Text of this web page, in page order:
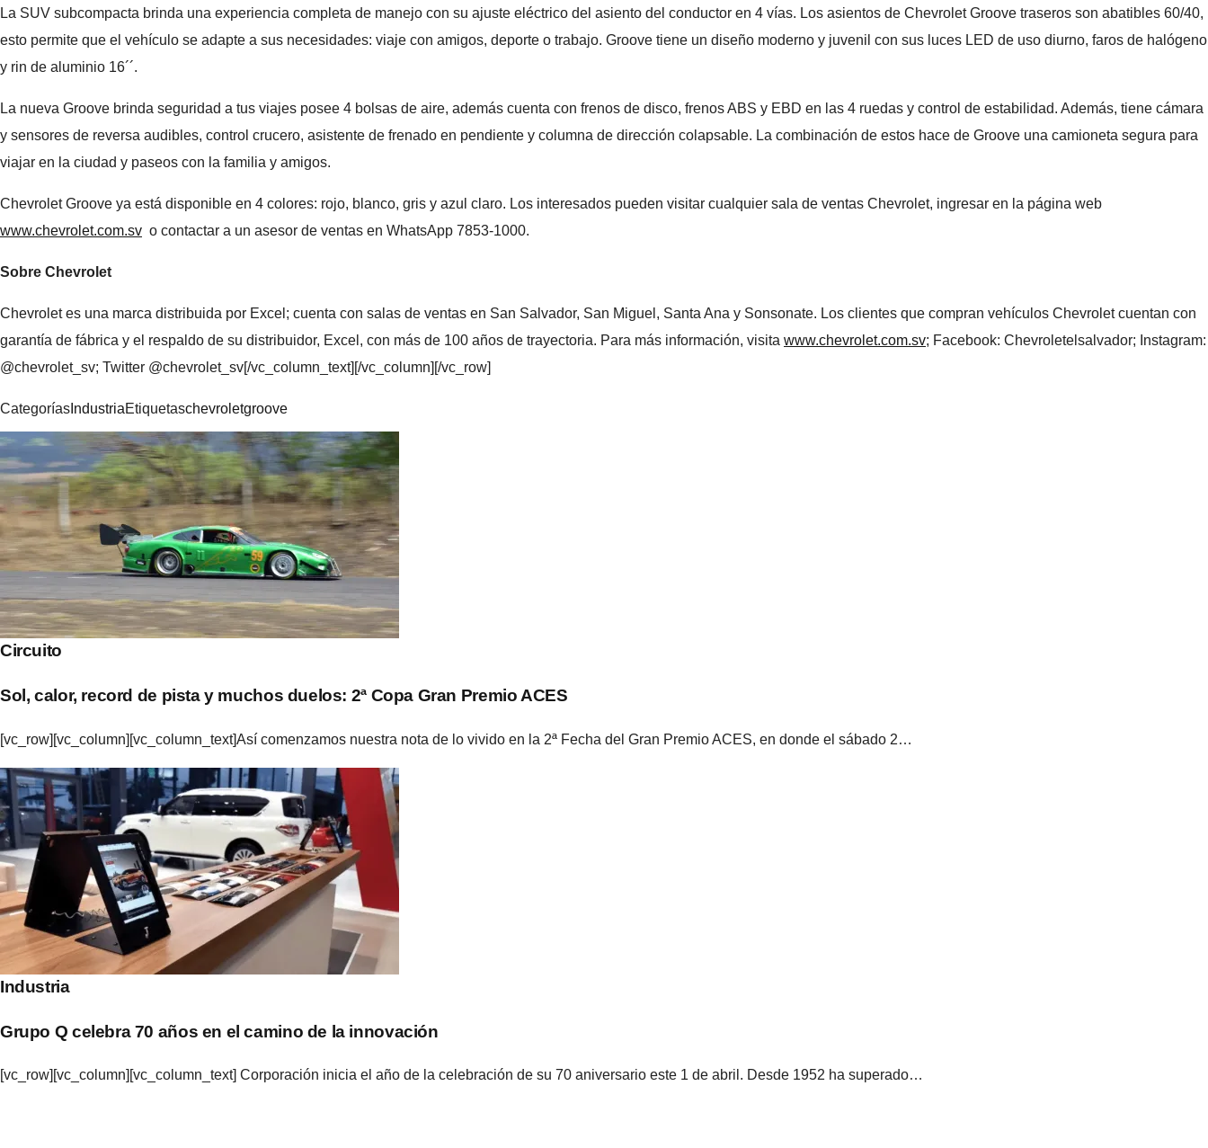
La SUV subcompacta brinda una experiencia completa de manejo con su ajuste eléctrico del asiento del conductor en 4 vías. Los asientos de Chevrolet Groove traseros son abatibles 60/40,
esto permite que el vehículo se adapte a sus necesidades: viaje con amigos, deporte o trabajo. Groove tiene un diseño moderno y juvenil con sus luces LED de uso diurno, faros de halógeno
y rin de aluminio 16´´.
La nueva Groove brinda seguridad a tus viajes posee 4 bolsas de aire, además cuenta con frenos de disco, frenos ABS y EBD en las 4 ruedas y control de estabilidad. Además, tiene cámara
y sensores de reversa audibles, control crucero, asistente de frenado en pendiente y columna de dirección colapsable. La combinación de estos hace de Groove una camioneta segura para
viajar en la ciudad y paseos con la familia y amigos.
Chevrolet Groove ya está disponible en 4 colores: rojo, blanco, gris y azul claro. Los interesados pueden visitar cualquier sala de ventas Chevrolet, ingresar en la página web
www.chevrolet.com.sv o contactar a un asesor de ventas en WhatsApp 7853-1000.
Sobre Chevrolet
Chevrolet es una marca distribuida por Excel; cuenta con salas de ventas en San Salvador, San Miguel, Santa Ana y Sonsonate. Los clientes que compran vehículos Chevrolet cuentan con
garantía de fábrica y el respaldo de su distribuidor, Excel, con más de 100 años de trayectoria. Para más información, visita www.chevrolet.com.sv; Facebook: Chevroletelsalvador; Instagram:
@chevrolet_sv; Twitter @chevrolet_sv[/vc_column_text][/vc_column][/vc_row]
Categorías IndustriaEtiquetaschevroletgroove
Navegación
de
entradas
Circuito
Sol, calor, record de pista y muchos duelos: 2ª Copa Gran Premio ACES
[vc_row][vc_column][vc_column_text]Así comenzamos nuestra nota de lo vivido en la 2ª Fecha del Gran Premio ACES, en donde el sábado 2…
Industria
Grupo Q celebra 70 años en el camino de la innovación
[vc_row][vc_column][vc_column_text] Corporación inicia el año de la celebración de su 70 aniversario este 1 de abril. Desde 1952 ha superado…